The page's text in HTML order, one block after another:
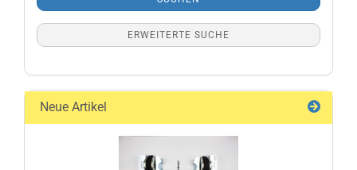
ERWEITERTE SUCHE
Neue Artikel